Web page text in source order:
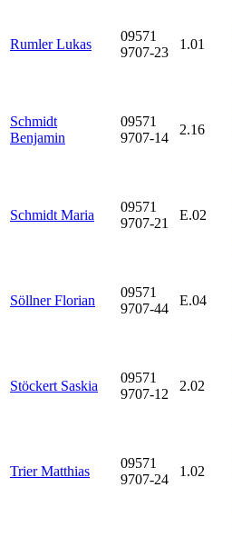
Rumler Lukas
09571
9707-23
1.01
Schmidt
Benjamin
09571
9707-14
2.16
Schmidt Maria
09571
9707-21
E.02
Söllner Florian
09571
9707-44
E.04
Stöckert Saskia
09571
9707-12
2.02
Trier Matthias
09571
9707-24
1.02